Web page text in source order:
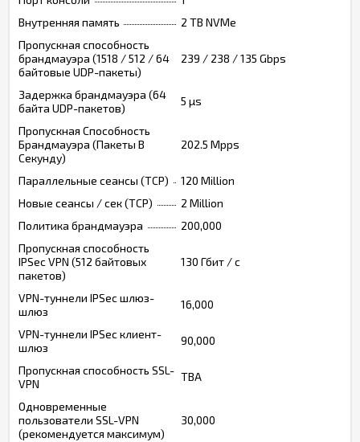
Внутренняя память
2 TB NVMe
Пропускная способность
брандмауэра (1518 / 512 / 64
байтовые UDP-пакеты)
239 / 238 / 135 Gbps
Задержка брандмауэра (64
байта UDP-пакетов)
5 µs
Пропускная Способность
Брандмауэра (Пакеты В
Секунду)
202.5 Mpps
Параллельные сеансы (TCP)
120 Million
Новые сеансы / сек (TCP)
2 Million
Политика брандмауэра
200,000
Пропускная способность
IPSec VPN (512 байтовых
пакетов)
130 Гбит / с
VPN-туннели IPSec шлюз-
шлюз
16,000
VPN-туннели IPSec клиент-
шлюз
90,000
Пропускная способность SSL-
VPN
TBA
Одновременные
пользователи SSL-VPN
(рекомендуется максимум)
30,000